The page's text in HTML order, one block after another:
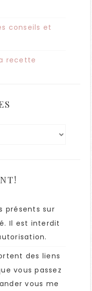
conseils et
recette
présents sur
Il est interdit
des liens
vous passez
vous me